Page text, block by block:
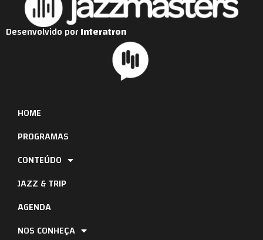
HOME
PROGRAMAS
CONTEÚDO
JAZZ & TRIP
AGENDA
NOS CONHEÇA
Desenvolvido porInteratron